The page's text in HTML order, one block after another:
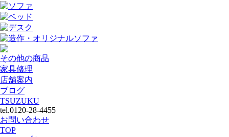
ソファ
ベッド
デスク
造作・オリジナルソファ
その他の商品
家具修理
店舗案内
ブログ
TSUZUKU
tel.0120-28-4455
お問い合わせ
TOP